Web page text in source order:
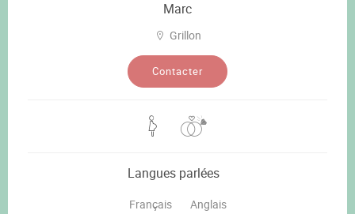
Marc
Grillon
Contacter
Langues parlées
Français Anglais